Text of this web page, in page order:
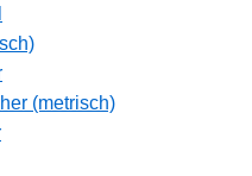
(metrisch)